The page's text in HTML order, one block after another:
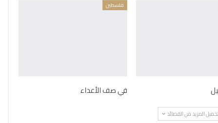
فلسطين
في صف الأعداء
المزيد من القصائد